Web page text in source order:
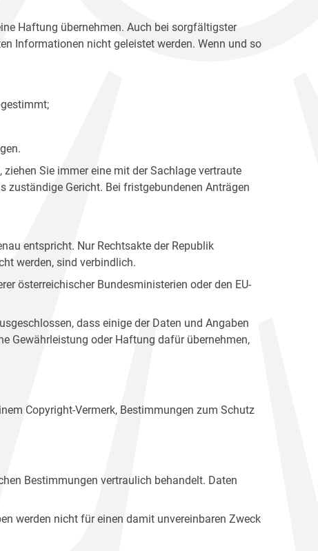
Haftung übernehmen. Auch bei sorgfältigster
Informationen nicht geleistet werden. Wenn und so
Sie immer eine mit der Sachlage vertraute
zuständige Gericht. Bei fristgebundenen Anträgen
entspricht. Nur Rechtsakte der Republik
werden, sind verbindlich.
österreichischer Bundesministerien oder den EU-
dass einige der Daten und Angaben
Gewährleistung oder Haftung dafür übernehmen,
Copyright-Vermerk, Bestimmungen zum Schutz
Bestimmungen vertraulich behandelt. Daten
werden nicht für einen damit unvereinbaren Zweck